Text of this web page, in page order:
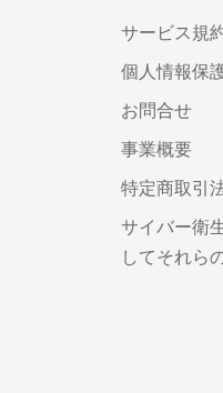
サービス規
個人情報保
お問合せ
事業概要
特定商取引
サイバー衛
してそれら